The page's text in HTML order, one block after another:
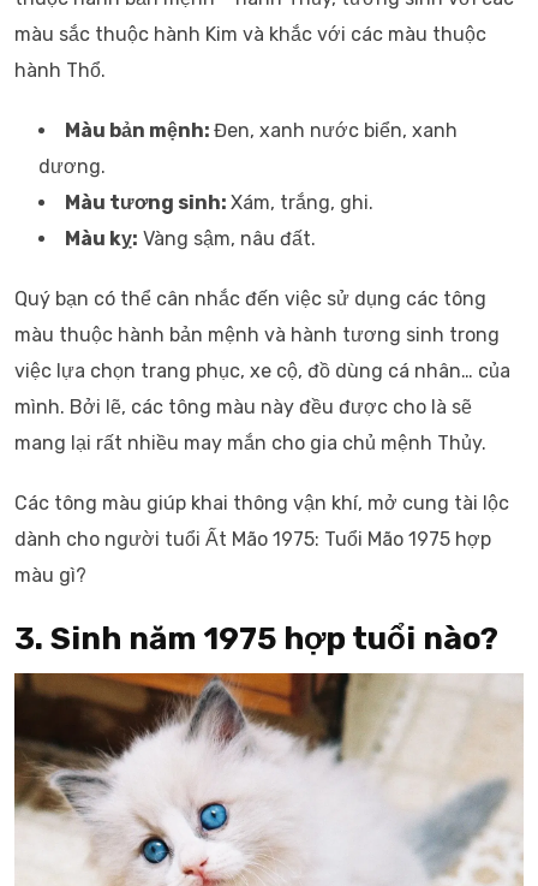
màu sắc thuộc hành Kim và khắc với các màu thuộc
hành Thổ.
Màu bản mệnh: Đen, xanh nước biển, xanh
dương.
Màu tương sinh: Xám, trắng, ghi.
Màu kỵ: Vàng sậm, nâu đất.
Quý bạn có thể cân nhắc đến việc sử dụng các tông
màu thuộc hành bản mệnh và hành tương sinh trong
việc lựa chọn trang phục, xe cộ, đồ dùng cá nhân… của
mình. Bởi lẽ, các tông màu này đều được cho là sẽ
mang lại rất nhiều may mắn cho gia chủ mệnh Thủy.
Các tông màu giúp khai thông vận khí, mở cung tài lộc
dành cho người tuổi Ất Mão 1975: Tuổi Mão 1975 hợp
màu gì?
3. Sinh năm 1975 hợp tuổi nào?